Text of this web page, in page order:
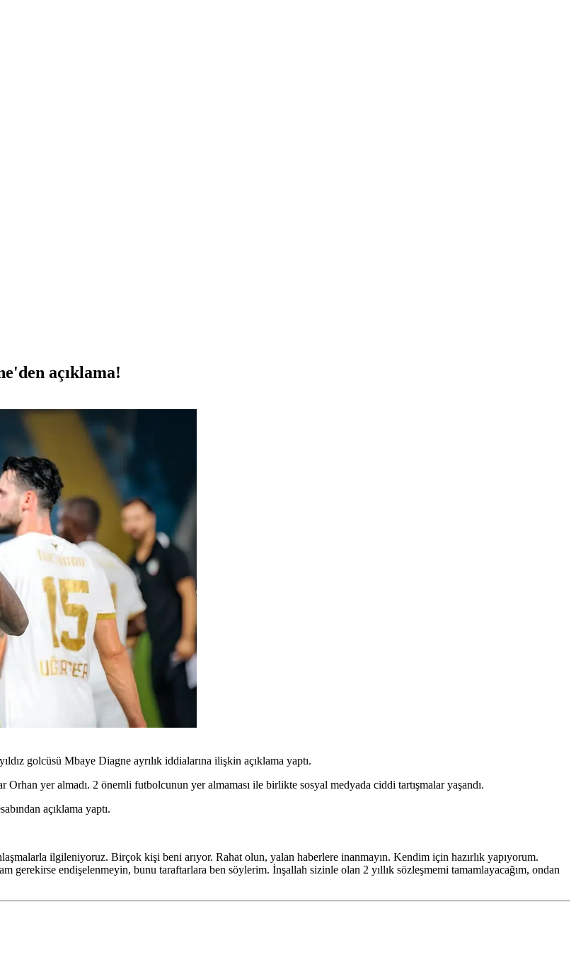
açıklama!
golcüsü Mbaye Diagne ayrılık iddialarına ilişkin açıklama yaptı.
yer almadı. 2 önemli futbolcunun yer almaması ile birlikte sosyal medyada ciddi tartışmalar yaşandı.
açıklama yaptı.
ilgileniyoruz. Birçok kişi beni arıyor. Rahat olun, yalan haberlere inanmayın. Kendim için hazırlık yapıyorum.
gerekirse endişelenmeyin, bunu taraftarlara ben söylerim. İnşallah sizinle olan 2 yıllık sözleşmemi tamamlayacağım, ondan